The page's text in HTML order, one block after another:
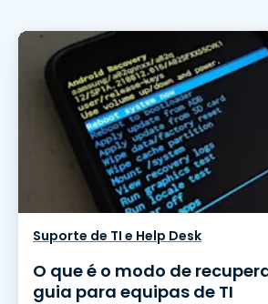
Suporte de TI e Help Desk
O que é o modo de
guia para equipas de TI